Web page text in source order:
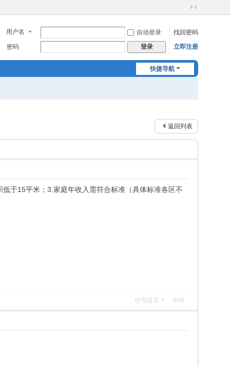
切
到
窄
用户名 自动登录
找回密码
密码
登录 立即注册
快捷导航
返回列表
于15平米；3.家庭年收入需符合标准（具体标准各区不
使用道具 举报